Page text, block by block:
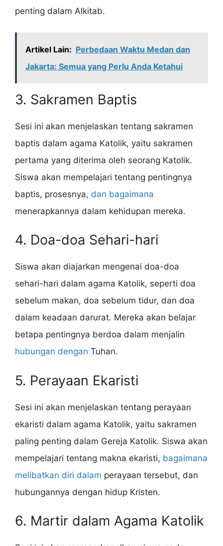
penting dalam Alkitab.
Artikel Lain: Perbedaan Waktu Medan dan
Jakarta: Semua yang Perlu Anda Ketahui
3. Sakramen Baptis
Sesi ini akan menjelaskan tentang sakramen
baptis dalam agama Katolik, yaitu sakramen
pertama yang diterima oleh seorang Katolik.
Siswa akan mempelajari tentang pentingnya
baptis, prosesnya, dan bagaimana
menerapkannya dalam kehidupan mereka.
4. Doa-doa Sehari-hari
Siswa akan diajarkan mengenai doa-doa
sehari-hari dalam agama Katolik, seperti doa
sebelum makan, doa sebelum tidur, dan doa
dalam keadaan darurat. Mereka akan belajar
betapa pentingnya berdoa dalam menjalin
hubungan dengan Tuhan.
5. Perayaan Ekaristi
Sesi ini akan menjelaskan tentang perayaan
ekaristi dalam agama Katolik, yaitu sakramen
paling penting dalam Gereja Katolik. Siswa akan
mempelajari tentang makna ekaristi, bagaimana
melibatkan diri dalam perayaan tersebut, dan
hubungannya dengan hidup Kristen.
6. Martir dalam Agama Katolik